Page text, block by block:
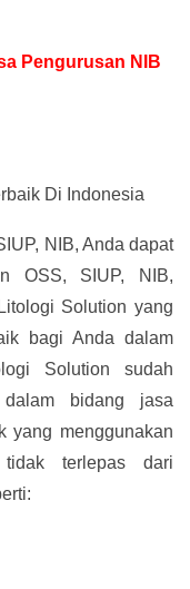
Pengurusan NIB
Di Indonesia
NIB, Anda dapat
OSS, SIUP, NIB,
Solution yang
bagi Anda dalam
Solution sudah
bidang jasa
yang menggunakan
terlepas dari